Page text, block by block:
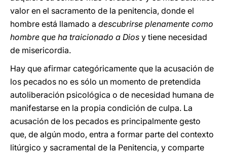
valor en el sacramento de la penitencia, donde el
hombre está llamado a descubrirse plenamente como
hombre que ha traicionado a Dios y tiene necesidad
de misericordia.
Hay que afirmar categóricamente que la acusación de
los pecados no es sólo un momento de pretendida
autoliberación psicológica o de necesidad humana de
manifestarse en la propia condición de culpa. La
acusación de los pecados es principalmente gesto
que, de algún modo, entra a formar parte del contexto
litúrgico y sacramental de la Penitencia, y comparte